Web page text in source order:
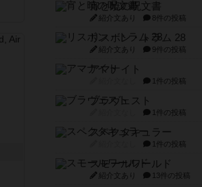
宵と暁の呪文書
紹介文あり 8件の投稿
リスボン・トラム 28
紹介文あり 9件の投稿
アマナイト
1件の投稿
ブラヴェスト
1件の投稿
スペクタキュラー
1件の投稿
スモールワールド
紹介文あり 13件の投稿